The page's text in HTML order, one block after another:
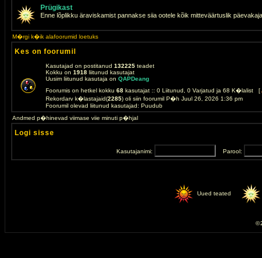
Prügikast
Enne lõplikku äraviskamist pannakse siia ootele kõik mitteväärtuslik
M�rgi k�ik alafoorumid loetuks
Kes on foorumil
Kasutajad on postitanud 132225 teadet
Kokku on 1918 liitunud kasutajat
Uusim liitunud kasutaja on QAPDeang
Foorumis on hetkel kokku 68 kasutajat :: 0 Liitunud, 0 Varjatud ja 68 K�lalist [
Rekordarv k�lastajaid(2285) oli siin foorumil P�h Juul 26, 2026 1:36 pm
Foorumil olevad liitunud kasutajad: Puudub
Andmed p�hinevad viimase viie minuti p�hjal
Logi sisse
Kasutajanimi: Parool:
Uued teated
©